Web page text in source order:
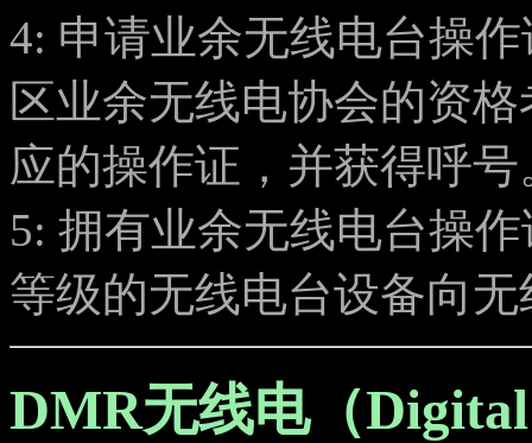
4: 申请业余无线电台操
区业余无线电协会的资
应的操作证，并获得呼号
5: 拥有业余无线电台操
等级的无线电台设备向
DMR无线电（